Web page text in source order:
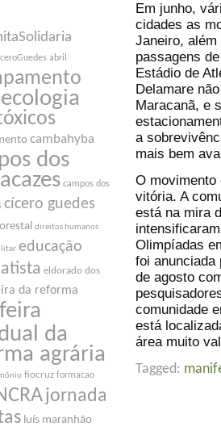
abril
cambahyba
dos
campos dos
cícero guedes
direitos humanos
educação
eldorado dos
da reforma
feira
da
agrária
fiocruz formacao
jornada
luís maranhão
Em junho,
cidades as
Janeiro, além
passagens
Estádio de
Delamare
Maracanã, e
a
mais bem
O movimento
vitória. A
está na mira
Olimpíadas
foi anunciada
de agosto
comunidade
está
área muito
Tagged: